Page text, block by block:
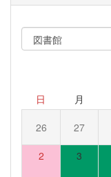
日 月
26 27
2 3